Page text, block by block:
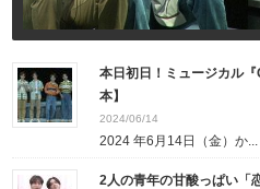
本日初日！ミュージカル
本】
2024/06/14
2024 年6月14日（金）か...
2人の青年の甘酸っぱい「